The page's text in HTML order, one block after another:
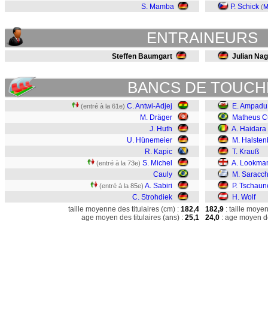
S. Mamba
P. Schick (
ENTRAINEURS
Steffen Baumgart Julian
BANCS DE
(entré à la 61e) C. Antwi-Adjej
M. Dräger
J. Huth
U. Hünemeier
R. Kapic
(entré à la 73e) S. Michel
Cauly
(entré à la 85e) A. Sabiri
C. Strohdiek
E. Ampadu
Matheus
A. Haidara
M.
T. Krauß
A.
M.
P.
H. Wolf
taille moyenne des titulaires (cm) : 182,4
age moyen des titulaires (ans) : 25,1
182,9 : taille
24,0 : age moyen